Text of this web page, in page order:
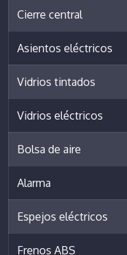
Cierre central
Asientos eléctricos
Vidrios tintados
Vidrios eléctricos
Bolsa de aire
Alarma
Espejos eléctricos
Frenos ABS